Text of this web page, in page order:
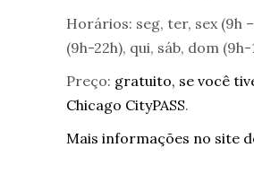
Horários: seg, ter, sex (9h –
(9h-22h), qui, sáb, dom (9h-
Preço: gratuito, se você
Chicago CityPASS.
Mais informações no site